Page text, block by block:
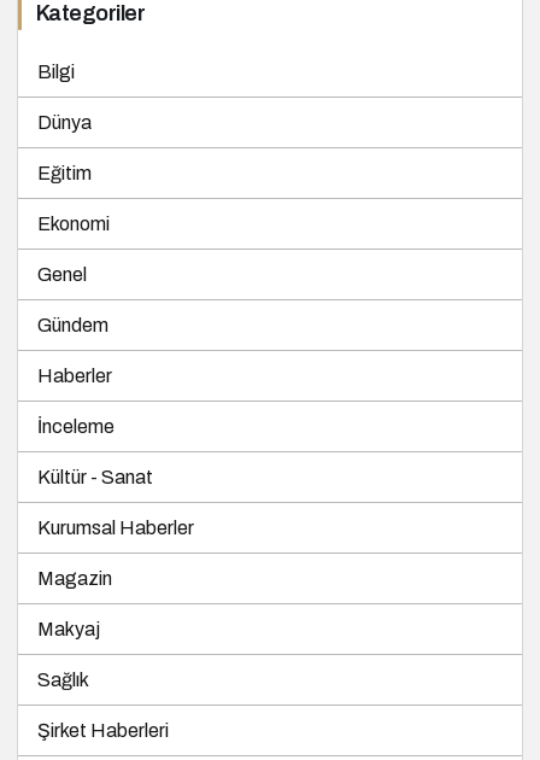
Kategoriler
Bilgi
Dünya
Eğitim
Ekonomi
Genel
Gündem
Haberler
İnceleme
Kültür - Sanat
Kurumsal Haberler
Magazin
Makyaj
Sağlık
Şirket Haberleri